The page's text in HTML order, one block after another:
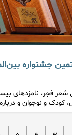
جشنواره
شعر فجر، نامزدهای
کودک و نوجوان و